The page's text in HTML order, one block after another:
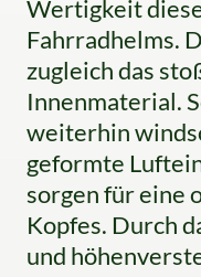
Wertigkeit
Fahrradhelms.
zugleich das
Innenmaterial.
weiterhin
geformte
sorgen für eine
Kopfes. Durch
und